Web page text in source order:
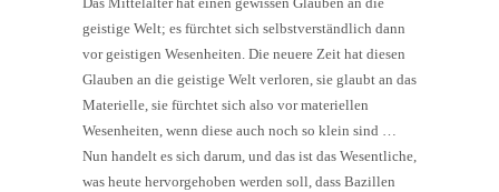
geistige Welt; es fürchtet sich selbstverständlich dann
vor geistigen Wesenheiten. Die neuere Zeit hat diesen
Glauben an die geistige Welt verloren, sie glaubt an das
Materielle, sie fürchtet sich also vor materiellen
Wesenheiten, wenn diese auch noch so klein sind …
Nun handelt es sich darum, und das ist das Wesentliche,
was heute hervorgehoben werden soll, dass Bazillen